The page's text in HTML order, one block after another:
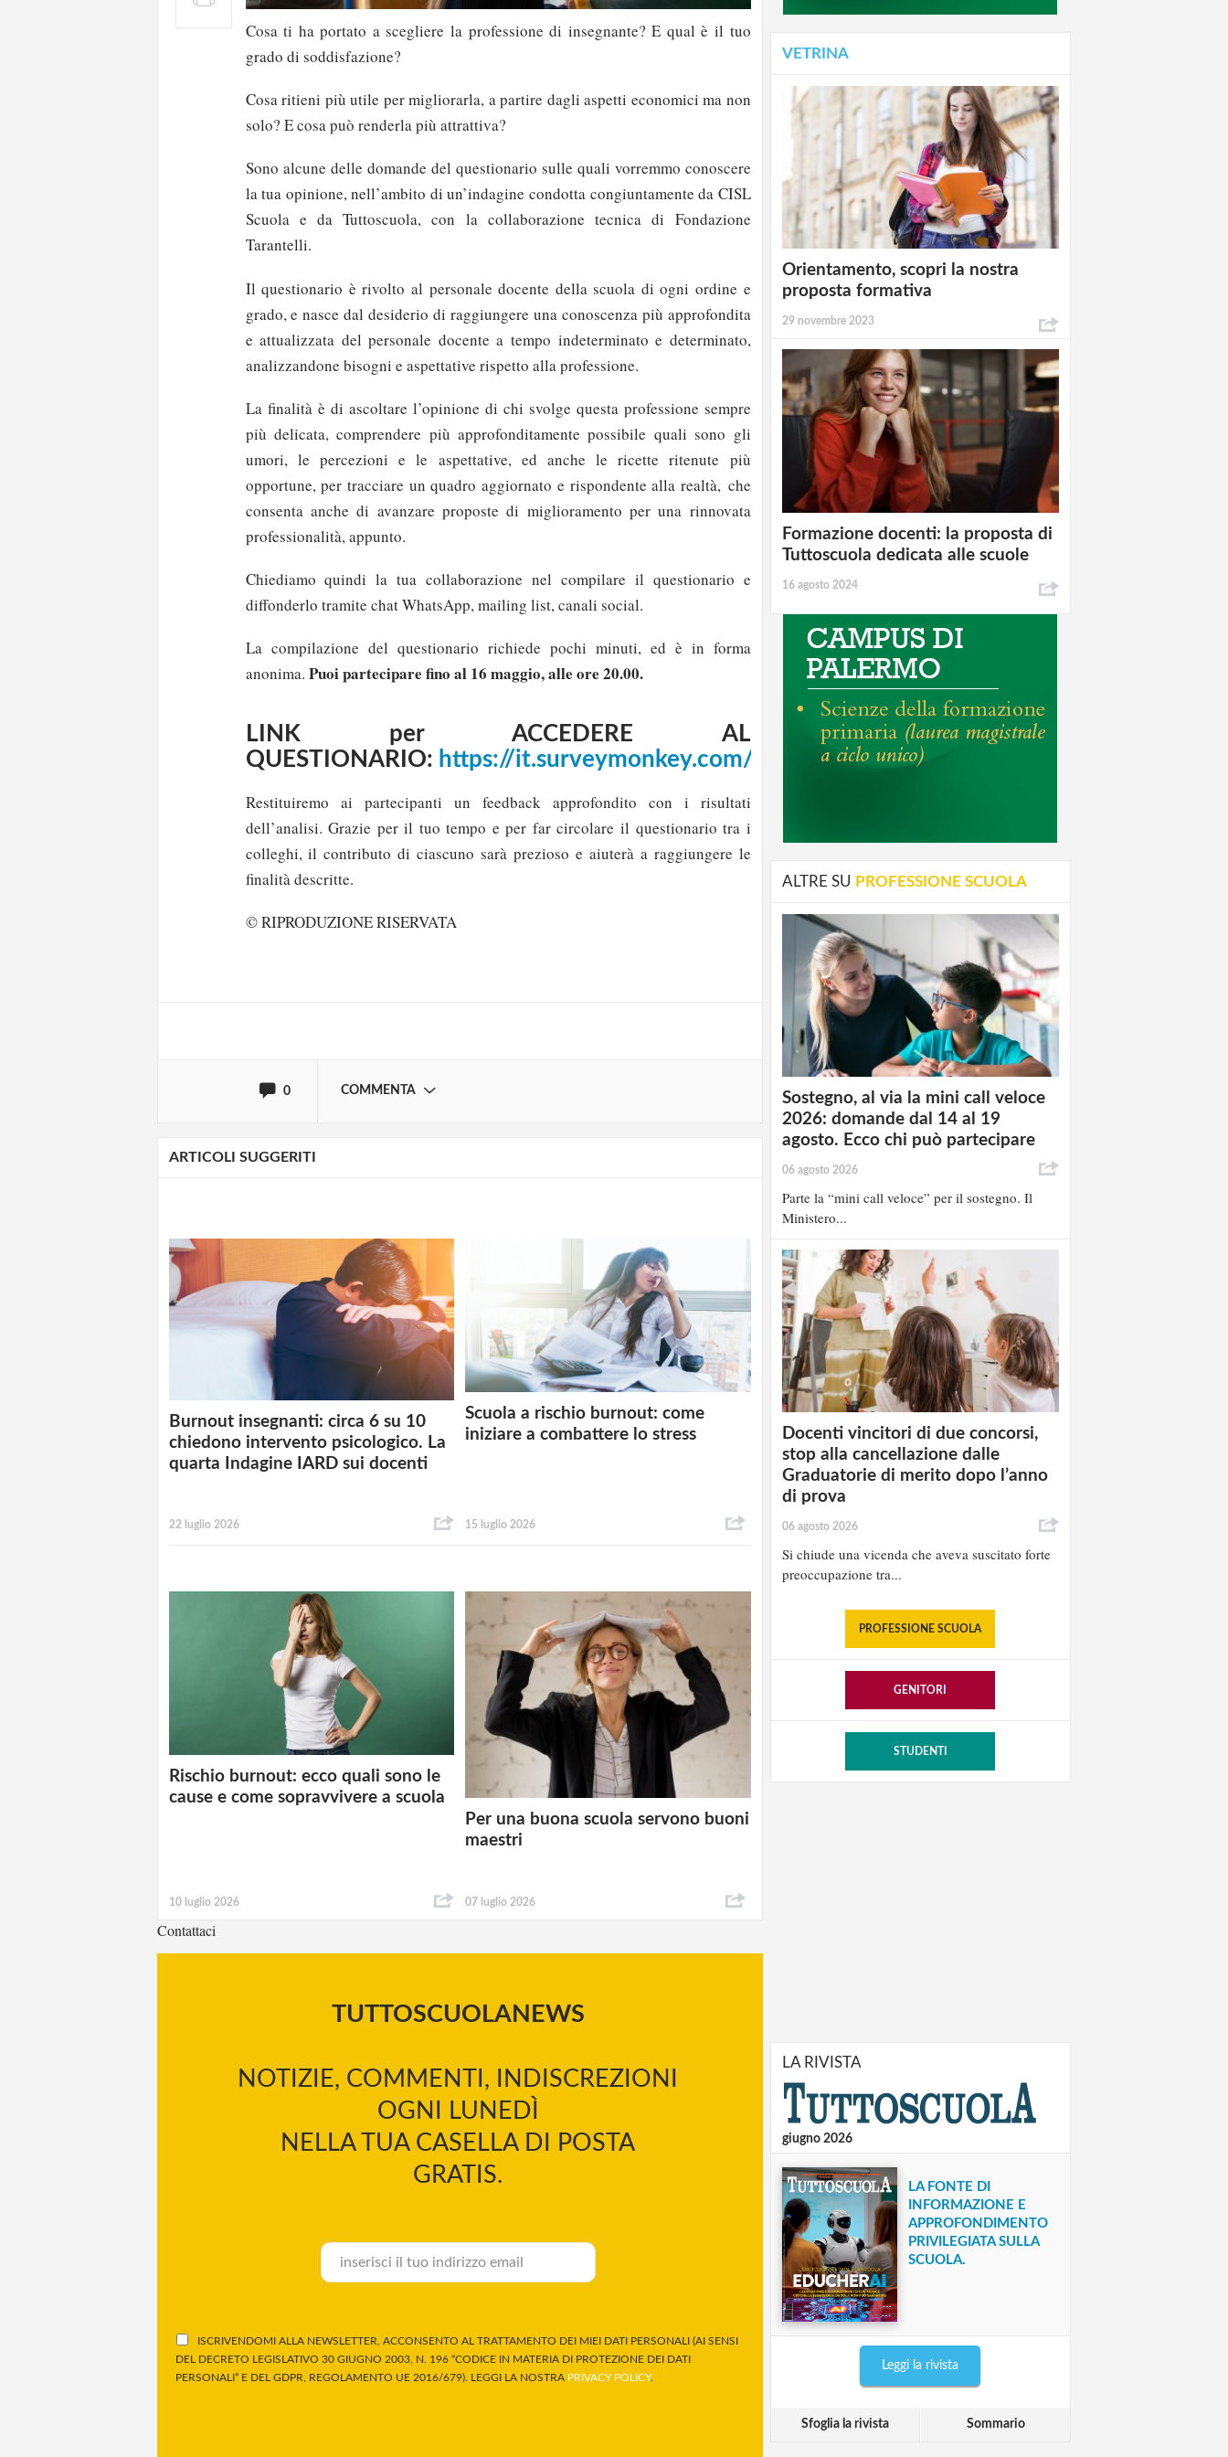
Cosa ti ha portato a scegliere la professione di insegnante? E qual è il tuo
grado di soddisfazione?
Cosa ritieni più utile per migliorarla, a partire dagli aspetti economici ma non
solo? E cosa può renderla più attrattiva?
Sono alcune delle domande del questionario sulle quali vorremmo conoscere
la tua opinione, nell’ambito di un’indagine condotta congiuntamente da CISL
Scuola e da Tuttoscuola, con la collaborazione tecnica di Fondazione
Tarantelli.
Il questionario è rivolto al personale docente della scuola di ogni ordine e
grado, e nasce dal desiderio di raggiungere una conoscenza più approfondita
e attualizzata del personale docente a tempo indeterminato e determinato,
analizzandone bisogni e aspettative rispetto alla professione.
La finalità è di ascoltare l’opinione di chi svolge questa professione sempre
più delicata, comprendere più approfonditamente possibile quali sono gli
umori, le percezioni e le aspettative, ed anche le ricette ritenute più
opportune, per tracciare un quadro aggiornato e rispondente alla realtà, che
consenta anche di avanzare proposte di miglioramento per una rinnovata
professionalità, appunto.
Chiediamo quindi la tua collaborazione nel compilare il questionario e
diffonderlo tramite chat WhatsApp, mailing list, canali social.
La compilazione del questionario richiede pochi minuti, ed è in forma
anonima. Puoi partecipare fino al 16 maggio, alle ore 20.00.
LINK per ACCEDERE AL
QUESTIONARIO: https://it.surveymonkey.com/r/87LSX2Z
Restituiremo ai partecipanti un feedback approfondito con i risultati
dell’analisi. Grazie per il tuo tempo e per far circolare il questionario tra i
colleghi, il contributo di ciascuno sarà prezioso e aiuterà a raggiungere le
finalità descritte.
© RIPRODUZIONE RISERVATA
0 COMMENTA
ARTICOLI SUGGERITI
Burnout insegnanti: circa 6 su 10
chiedono intervento psicologico. La
quarta Indagine IARD sui docenti
22 luglio 2026
Scuola a rischio burnout: come
iniziare a combattere lo stress
15 luglio 2026
Rischio burnout: ecco quali sono le
cause e come sopravvivere a scuola
10 luglio 2026
Per una buona scuola servono buoni
maestri
07 luglio 2026
Contattaci
TUTTOSCUOLANEWS
NOTIZIE, COMMENTI, INDISCREZIONI
OGNI LUNEDÌ
NELLA TUA CASELLA DI POSTA
GRATIS.
ISCRIVENDOMI ALLA NEWSLETTER, ACCONSENTO AL TRATTAMENTO DEI MIEI DATI PERSONALI (AI SENSI
DEL DECRETO LEGISLATIVO 30 GIUGNO 2003, N. 196 “CODICE IN MATERIA DI PROTEZIONE DEI DATI
PERSONALI” E DEL GDPR, REGOLAMENTO UE 2016/679). LEGGI LA NOSTRA PRIVACY POLICY.
VETRINA
Orientamento, scopri la nostra
proposta formativa
29 novembre 2023
Formazione docenti: la proposta di
Tuttoscuola dedicata alle scuole
16 agosto 2024
ALTRE SU PROFESSIONE SCUOLA
Sostegno, al via la mini call veloce
2026: domande dal 14 al 19
agosto. Ecco chi può partecipare
06 agosto 2026
Parte la “mini call veloce” per il sostegno. Il
Ministero...
Docenti vincitori di due concorsi,
stop alla cancellazione dalle
Graduatorie di merito dopo l’anno
di prova
06 agosto 2026
Si chiude una vicenda che aveva suscitato forte
preoccupazione tra...
PROFESSIONE SCUOLA
GENITORI
STUDENTI
LA RIVISTA
giugno 2026
LA FONTE DI
INFORMAZIONE E
APPROFONDIMENTO
PRIVILEGIATA SULLA
SCUOLA.
Leggi la rivista
Sfoglia la rivista Sommario